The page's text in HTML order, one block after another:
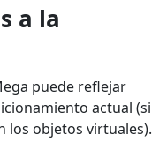
a la
puede reflejar
actual (si
los objetos virtuales).